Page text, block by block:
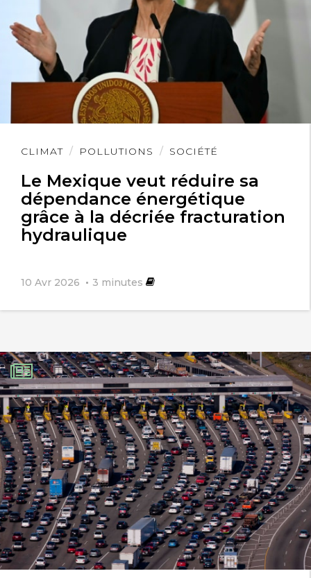
CLIMAT POLLUTIONS SOCIÉTÉ
Le Mexique veut réduire sa
dépendance énergétique
grâce à la décriée fracturation
hydraulique
10 Avr 2026 3 minutes
Lire